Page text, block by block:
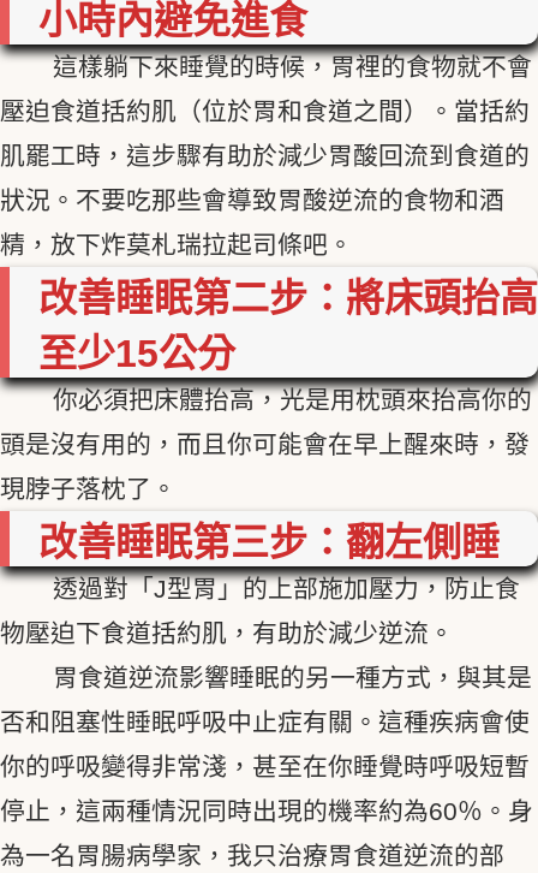
小時內避免進食
這樣躺下來睡覺的時候，胃裡的食物就不會
壓迫食道括約肌（位於胃和食道之間）。當括約
肌罷工時，這步驟有助於減少胃酸回流到食道的
狀況。不要吃那些會導致胃酸逆流的食物和酒
精，放下炸莫札瑞拉起司條吧。
改善睡眠第二步：將床頭抬高
至少15公分
你必須把床體抬高，光是用枕頭來抬高你的
頭是沒有用的，而且你可能會在早上醒來時，發
現脖子落枕了。
改善睡眠第三步：翻左側睡
透過對「J型胃」的上部施加壓力，防止食
物壓迫下食道括約肌，有助於減少逆流。
胃食道逆流影響睡眠的另一種方式，與其是
否和阻塞性睡眠呼吸中止症有關。這種疾病會使
你的呼吸變得非常淺，甚至在你睡覺時呼吸短暫
停止，這兩種情況同時出現的機率約為60％。身
為一名胃腸病學家，我只治療胃食道逆流的部